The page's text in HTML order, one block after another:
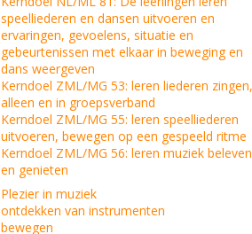
speelliederen en dansen uitvoeren en
ervaringen, gevoelens, situatie en
gebeurtenissen met elkaar in beweging en
dans weergeven
Kerndoel ZML/MG 53: leren liederen
alleen en in groepsverband
Kerndoel ZML/MG 55: leren speelliederen
uitvoeren, bewegen op een gespeeld ritme
Kerndoel ZML/MG 56: leren muziek beleven
en genieten
Plezier in muziek
ontdekken van instrumenten
bewegen